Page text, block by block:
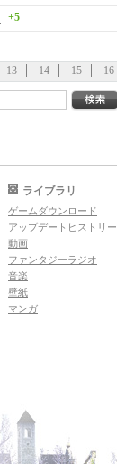
+5
13 14 15 16
ライブラリ
ゲームダウンロード
アップデートヒストリー
動画
ファンタジーラジオ
音楽
壁紙
マンガ